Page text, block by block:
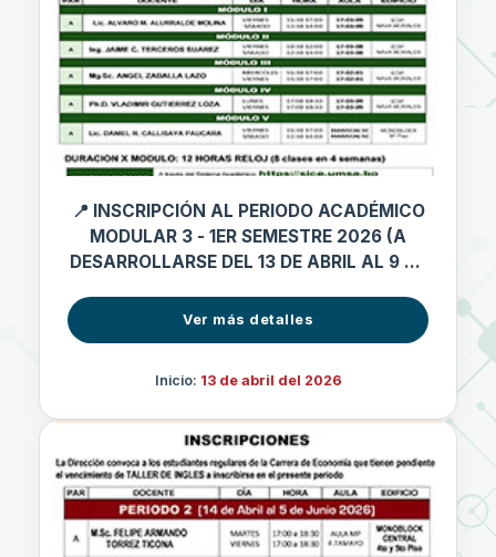
📍 INSCRIPCIÓN AL PERIODO ACADÉMICO
MODULAR 3 - 1ER SEMESTRE 2026 (A
DESARROLLARSE DEL 13 DE ABRIL AL 9 DE
Ver más detalles
Inicio: 13 de abril del 2026